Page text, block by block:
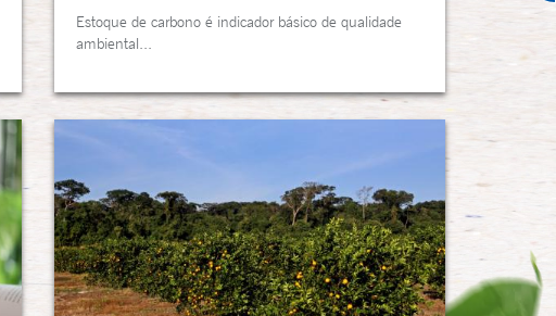
Estoque de carbono é indicador básico de qualidade
ambiental...